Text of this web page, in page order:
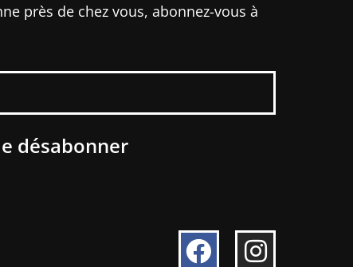
près de chez vous, abonnez-vous à
désabonner